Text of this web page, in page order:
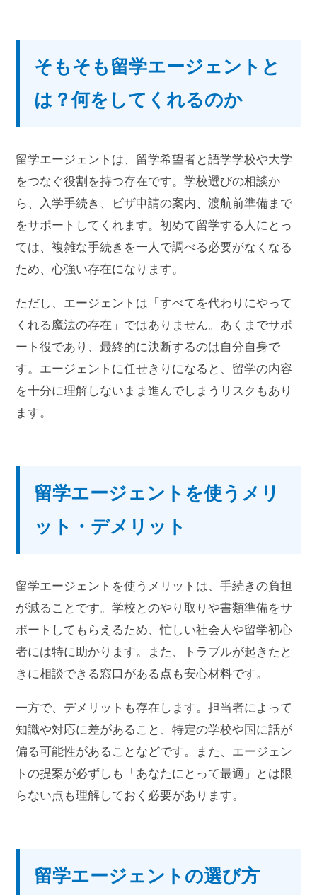
そもそも留学エージェントと
は？何をしてくれるのか
留学エージェントは、留学希望者と語学学校や大学
をつなぐ役割を持つ存在です。学校選びの相談か
ら、入学手続き、ビザ申請の案内、渡航前準備まで
をサポートしてくれます。初めて留学する人にとっ
ては、複雑な手続きを一人で調べる必要がなくなる
ため、心強い存在になります。
ただし、エージェントは「すべてを代わりにやって
くれる魔法の存在」ではありません。あくまでサポ
ート役であり、最終的に決断するのは自分自身で
す。エージェントに任せきりになると、留学の内容
を十分に理解しないまま進んでしまうリスクもあり
ます。
留学エージェントを使うメリ
ット・デメリット
留学エージェントを使うメリットは、手続きの負担
が減ることです。学校とのやり取りや書類準備をサ
ポートしてもらえるため、忙しい社会人や留学初心
者には特に助かります。また、トラブルが起きたと
きに相談できる窓口がある点も安心材料です。
一方で、デメリットも存在します。担当者によって
知識や対応に差があること、特定の学校や国に話が
偏る可能性があることなどです。また、エージェン
トの提案が必ずしも「あなたにとって最適」とは限
らない点も理解しておく必要があります。
留学エージェントの選び方